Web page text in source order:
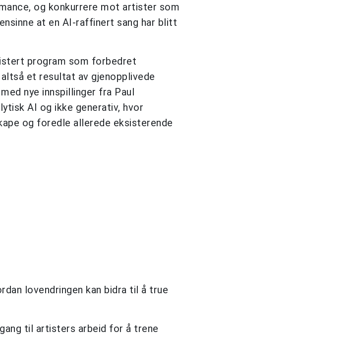
og konkurrere mot artister som
at en AI-raffinert sang har blitt
program som forbedret
et resultat av gjenopplivede
nye innspillinger fra Paul
AI og ikke generativ, hvor
og foredle allerede eksisterende
lovendringen kan bidra til å true
til artisters arbeid for å trene